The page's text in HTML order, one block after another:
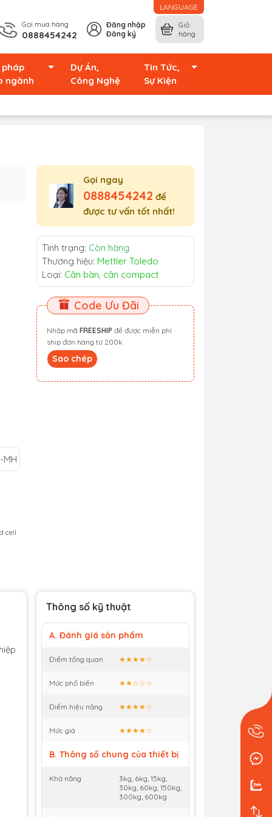
LANGUAGE
Gọi mua hàng
0888454242
Đăng nhập
Đăng ký
Giỏ
hàng
pháp
ngành
Dự Án,
Công Nghệ
Tin Tức,
Sự Kiện
MH
cell
Gọi ngay
0888454242 để
được tư vấn tốt nhất!
Tình trạng: Còn hàng
Thương hiệu: Mettler Toledo
Loại: Cân bàn, cân compact
Code Ưu Đãi
Nhập mã FREESHIP
ship đơn hàng từ 200k
Sao chép
Thông số kỹ thuật
A. Đánh giá sản phẩm
Điểm tổng quan ★★★★☆
Mức phổ biến ★★☆☆☆
Điểm hiệu năng ★★★★☆
Mức giá ★★★★☆
B. Thông số chung của thiết bị
Khả năng
3kg, 6kg, 15kg,
30kg, 60kg, 150kg,
300kg, 600kg